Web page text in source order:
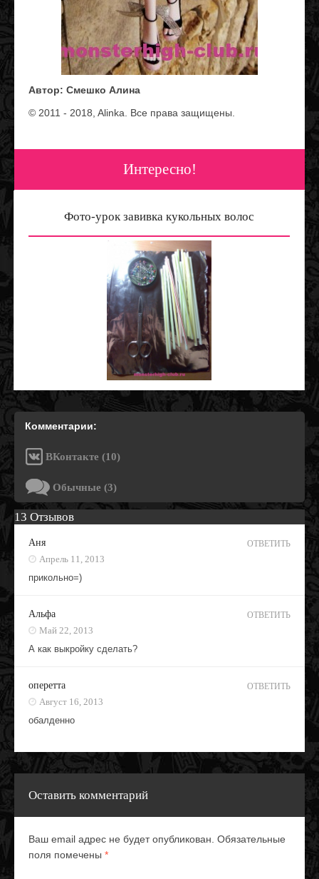
Автор: Смешко Алина
© 2011 ‐ 2018, Alinka. Все права защищены.
Интересно!
Фото-урок завивка кукольных волос
Комментарии:
ВКонтакте (10)
Обычные (3)
13 Отзывов
Аня
Апрель 11, 2013
прикольно=)
ОТВЕТИТЬ
Альфа
Май 22, 2013
А как выкройку сделать?
ОТВЕТИТЬ
оперетта
Август 16, 2013
обалденно
ОТВЕТИТЬ
Оставить комментарий
Ваш email адрес не будет опубликован. Обязательные
поля помечены *